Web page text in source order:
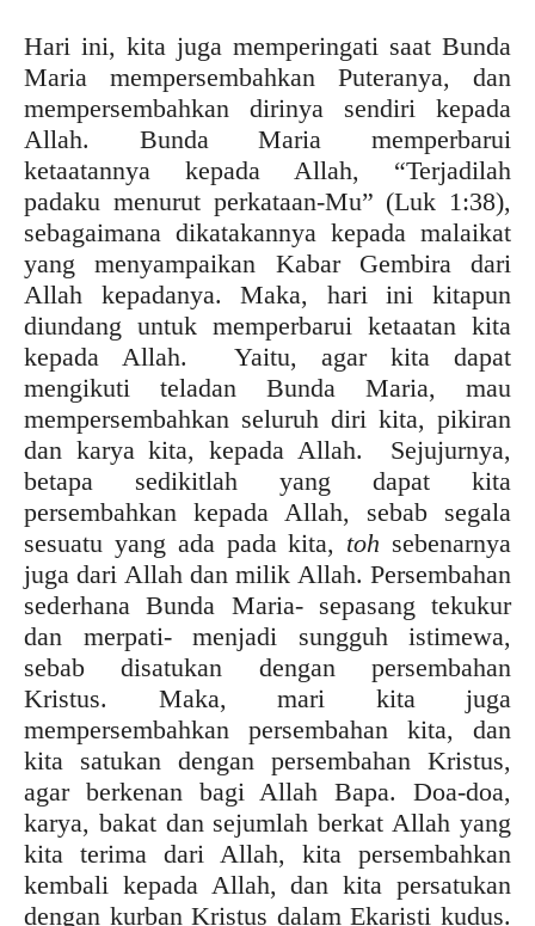
Hari ini, kita juga memperingati saat Bunda
Maria mempersembahkan Puteranya, dan
mempersembahkan dirinya sendiri kepada
Allah. Bunda Maria memperbarui
ketaatannya kepada Allah, “Terjadilah
padaku menurut perkataan-Mu” (Luk 1:38),
sebagaimana dikatakannya kepada malaikat
yang menyampaikan Kabar Gembira dari
Allah kepadanya. Maka, hari ini kitapun
diundang untuk memperbarui ketaatan kita
kepada Allah. Yaitu, agar kita dapat
mengikuti teladan Bunda Maria, mau
mempersembahkan seluruh diri kita, pikiran
dan karya kita, kepada Allah. Sejujurnya,
betapa sedikitlah yang dapat kita
persembahkan kepada Allah, sebab segala
sesuatu yang ada pada kita, toh sebenarnya
juga dari Allah dan milik Allah. Persembahan
sederhana Bunda Maria- sepasang tekukur
dan merpati- menjadi sungguh istimewa,
sebab disatukan dengan persembahan
Kristus. Maka, mari kita juga
mempersembahkan persembahan kita, dan
kita satukan dengan persembahan Kristus,
agar berkenan bagi Allah Bapa. Doa-doa,
karya, bakat dan sejumlah berkat Allah yang
kita terima dari Allah, kita persembahkan
kembali kepada Allah, dan kita persatukan
dengan kurban Kristus dalam Ekaristi kudus.